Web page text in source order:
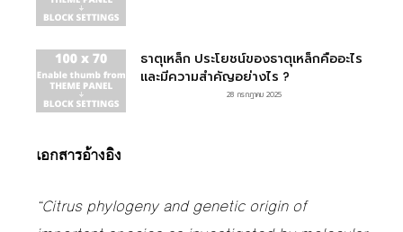
ธาตุเหล็ก ประโยชน์ของธาตุเหล็กคืออะไร
และมีความสำคัญอย่างไร ?
28 กรกฎาคม 2025
เอกสารอ้างอิง
“Citrus phylogeny and genetic origin of